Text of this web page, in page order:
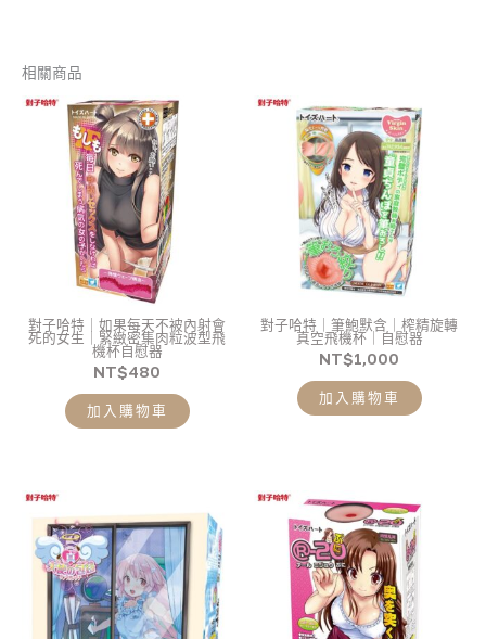
相關商品
對子哈特｜如果每天不被內射會
死的女生｜緊緻密集肉粒波型飛
機杯自慰器
NT$480
加入購物車
對子哈特｜筆鮑默含｜榨精旋轉
真空飛機杯｜自慰器
NT$1,000
加入購物車